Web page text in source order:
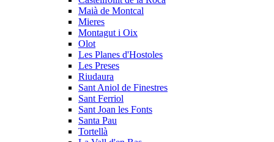
Maià de Montcal
Mieres
Montagut i Oix
Olot
Les Planes d'Hostoles
Les Preses
Riudaura
Sant Aniol de Finestres
Sant Ferriol
Sant Joan les Fonts
Santa Pau
Tortellà